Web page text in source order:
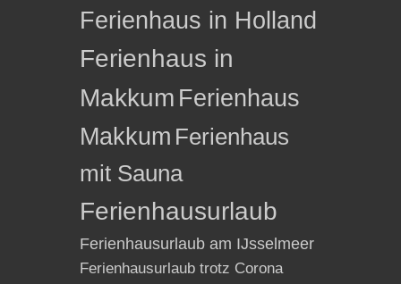
Ferienhaus in Holland
Ferienhaus in
Makkum Ferienhaus
Makkum Ferienhaus
mit Sauna
Ferienhausurlaub
Ferienhausurlaub am IJsselmeer
Ferienhausurlaub trotz Corona